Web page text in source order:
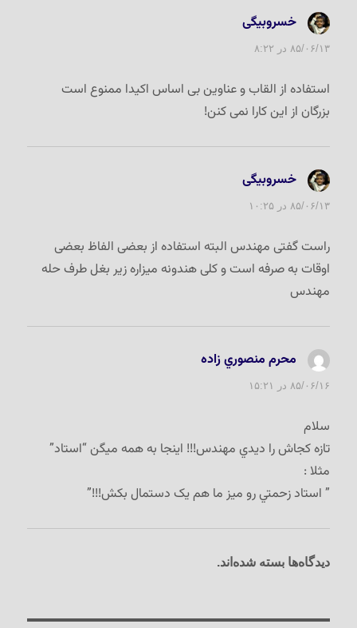
خسروبیگی
۸۵/۰۶/۱۳ در ۸:۲۲
استفاده از القاب و عناوین بی اساس اکیدا ممنوع است
بزرگان از این کارا نمی کنن!
خسروبیگی
۸۵/۰۶/۱۳ در ۱۰:۲۵
راست گفتی مهندس البته استفاده از بعضی الفاظ بعضی
اوقات به صرفه است و کلی هندونه میزاره زیر بغل طرف حله
مهندس
محرم منصوري زاده
۸۵/۰۶/۱۶ در ۱۵:۲۱
سلام
تازه کجاش را ديدي مهندس!!! اينجا به همه ميگن “استاد”
مثلا :
” استاد زحمتي رو ميز ما هم يک دستمال بکش!!!”
دیدگاه‌ها بسته شده‌اند.